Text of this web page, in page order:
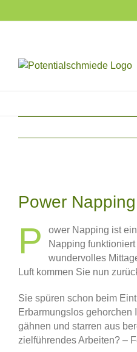
to
grösseres
Bild
Power
P ower Napping ist
Napping
wundervolles
Luft kommen Sie nun
Sie spüren schon beim
Erbarmungslos gehorchen
gähnen und starren aus
zielführendes Arbeiten? –